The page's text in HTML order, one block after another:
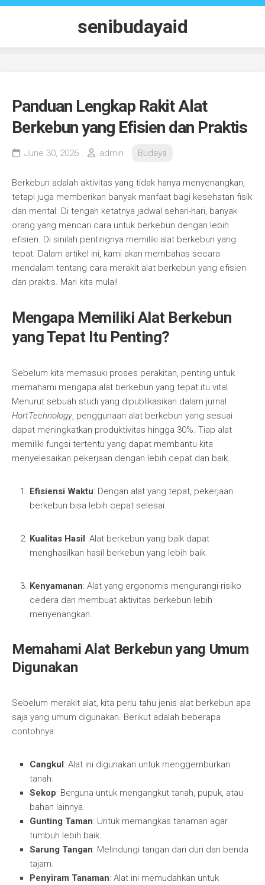
Skip
senibudayaid
Panduan Lengkap Rakit Alat
Berkebun yang Efisien dan Praktis
June 30, 2026 admin Budaya
Berkebun adalah aktivitas yang tidak hanya menyenangkan,
tetapi juga memberikan banyak manfaat bagi kesehatan fisik
dan mental. Di tengah ketatnya jadwal sehari-hari, banyak
orang yang mencari cara untuk berkebun dengan lebih
efisien. Di sinilah pentingnya memiliki alat berkebun yang
tepat. Dalam artikel ini, kami akan membahas secara
mendalam tentang cara merakit alat berkebun yang efisien
dan praktis. Mari kita mulai!
Mengapa Memiliki Alat Berkebun
yang Tepat Itu Penting?
Sebelum kita memasuki proses perakitan, penting untuk
memahami mengapa alat berkebun yang tepat itu vital.
Menurut sebuah studi yang dipublikasikan dalam jurnal
HortTechnology, penggunaan alat berkebun yang sesuai
dapat meningkatkan produktivitas hingga 30%. Tiap alat
memiliki fungsi tertentu yang dapat membantu kita
menyelesaikan pekerjaan dengan lebih cepat dan baik.
Efisiensi Waktu: Dengan alat yang tepat, pekerjaan
berkebun bisa lebih cepat selesai.
Kualitas Hasil: Alat berkebun yang baik dapat
menghasilkan hasil berkebun yang lebih baik.
Kenyamanan: Alat yang ergonomis mengurangi risiko
cedera dan membuat aktivitas berkebun lebih
menyenangkan.
Memahami Alat Berkebun yang Umum
Digunakan
Sebelum merakit alat, kita perlu tahu jenis alat berkebun apa
saja yang umum digunakan. Berikut adalah beberapa
contohnya:
Cangkul: Alat ini digunakan untuk menggemburkan
tanah.
Sekop: Berguna untuk mengangkut tanah, pupuk, atau
bahan lainnya.
Gunting Taman: Untuk memangkas tanaman agar
tumbuh lebih baik.
Sarung Tangan: Melindungi tangan dari duri dan benda
tajam.
Penyiram Tanaman: Alat ini memudahkan untuk